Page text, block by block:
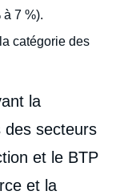
7 %).
catégorie des
la
des secteurs
et le BTP
et la